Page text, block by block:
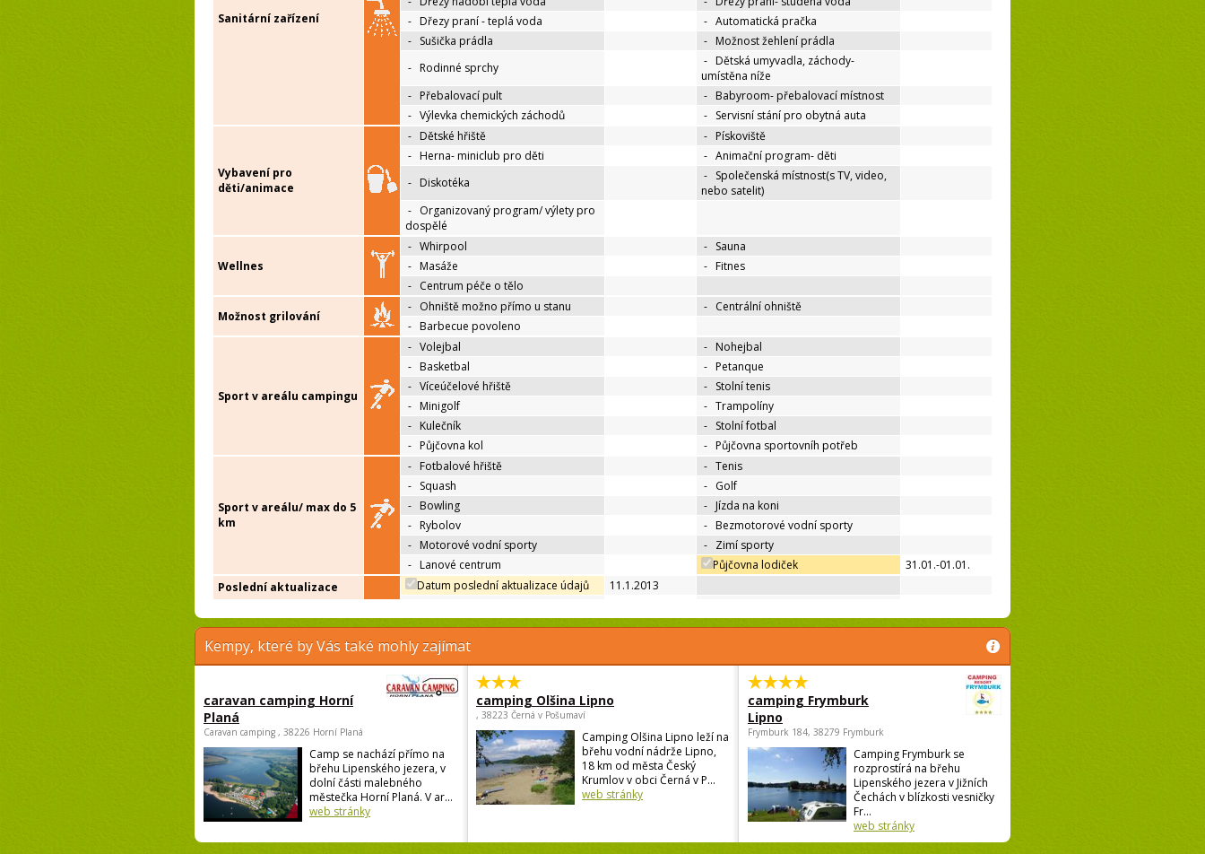
Sanitární zařízení
- Dřezy praní - teplá voda - Automatická pračka
- Sušička prádla - Možnost žehlení prádla
- Rodinné sprchy - Dětská umyvadla, záchody-
umístěna níže
- Přebalovací pult - Babyroom- přebalovací místnost
- Výlevka chemických záchodů - Servisní stání pro obytná auta
Vybavení pro
děti/animace
- Dětské hřiště - Pískoviště
- Herna- miniclub pro děti - Animační program- děti
- Diskotéka - Společenská místnost(s TV, video,
nebo satelit)
- Organizovaný program/ výlety pro
dospělé
Wellnes
- Whirpool - Sauna
- Masáže - Fitnes
- Centrum péče o tělo
Možnost grilování
- Ohniště možno přímo u stanu - Centrální ohniště
- Barbecue povoleno
Sport v areálu campingu
- Volejbal - Nohejbal
- Basketbal - Petanque
- Víceúčelové hřiště - Stolní tenis
- Minigolf - Trampolíny
- Kulečník - Stolní fotbal
- Půjčovna kol - Půjčovna sportovníh potřeb
Sport v areálu/ max do 5
km
- Fotbalové hřiště - Tenis
- Squash - Golf
- Bowling - Jízda na koni
- Rybolov - Bezmotorové vodní sporty
- Motorové vodní sporty - Zimí sporty
- Lanové centrum Půjčovna lodiček
31.01.-01.01.
Poslední aktualizace
Datum poslední aktualizace údajů 11.1.2013
Kempy, které by Vás také mohly zajímat
caravan camping Horní
Planá
Caravan camping , 38226 Horní Planá
Camp se nachází přímo na
břehu Lipenského jezera, v
dolní části malebného
městečka Horní Planá. V ar...
web stránky
camping Olšina Lipno
, 38223 Černá v Pošumaví
Camping Olšina Lipno leží na
břehu vodní nádrže Lipno,
18 km od města Český
Krumlov v obci Černá v P...
web stránky
camping Frymburk
Lipno
Frymburk 184, 38279 Frymburk
Camping Frymburk se
rozprostírá na břehu
Lipenského jezera v Jižních
Čechách v blízkosti vesničky
Fr...
web stránky